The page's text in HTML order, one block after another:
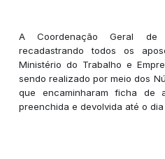
A Coordenação Geral de
recadastrando todos os
Ministério do Trabalho e
sendo realizado por meio dos
que encaminharam ficha de
preenchida e devolvida até o